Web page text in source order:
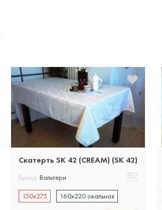
Скатерть SK 42 (CREAM) (SK 42)
Бренд: Вальтери
150х275 160х220 овальная